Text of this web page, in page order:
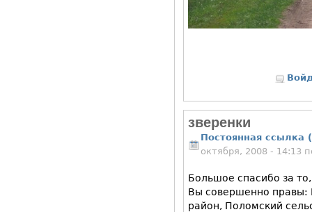
зверенки
Постоянная ссылка
октября, 2008 - 14:13
Большое спасибо за
Вы совершенно правы:
район, Поломский